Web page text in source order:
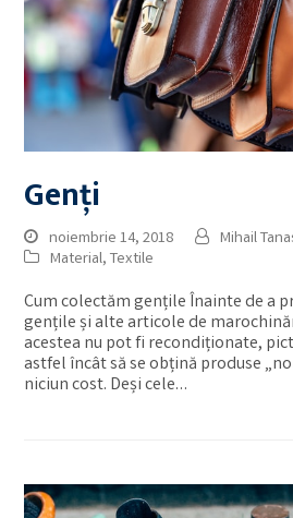
Genți
noiembrie 14, 2018
Mihail
Material,Textile
Cum colectăm gențile Înainte de a
gențile și alte articole de
acestea nu pot fi recondiționate,
astfel încât să se obțină produse
niciun cost. Deși cele…